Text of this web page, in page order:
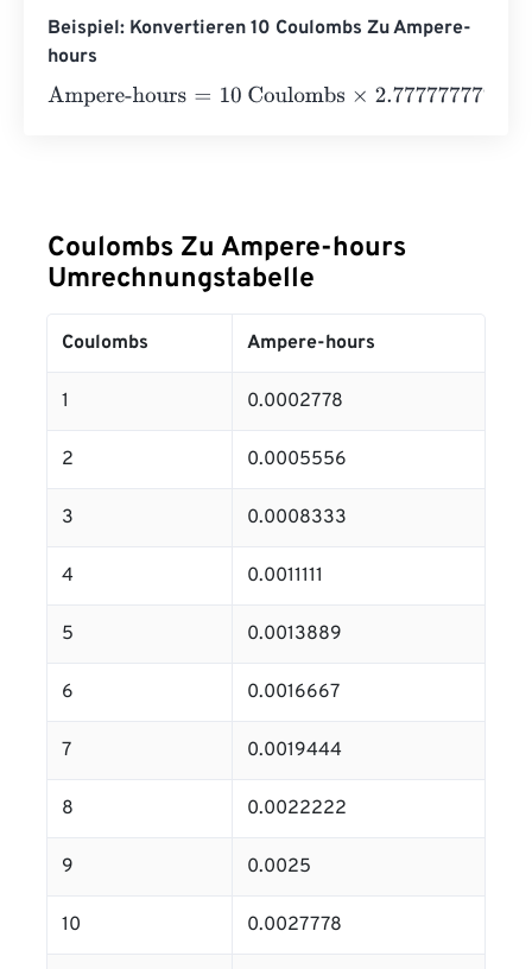
Beispiel: Konvertieren 10 Coulombs Zu Ampere-
hours
Ampere-hours=10 Coulombs×2.7777777777778e-4
Coulombs Zu Ampere-hours
Umrechnungstabelle
Coulombs Ampere-hours
1 0.0002778
2 0.0005556
3 0.0008333
4 0.0011111
5 0.0013889
6 0.0016667
7 0.0019444
8 0.0022222
9 0.0025
10 0.0027778